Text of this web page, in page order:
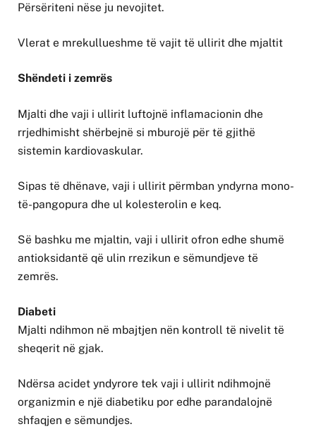
Përsëriteni nëse ju nevojitet.
Vlerat e mrekullueshme të vajit të ullirit dhe mjaltit
Shëndeti i zemrës
Mjalti dhe vaji i ullirit luftojnë inflamacionin dhe
rrjedhimisht shërbejnë si mburojë për të gjithë
sistemin kardiovaskular.
Sipas të dhënave, vaji i ullirit përmban yndyrna mono-
të-pangopura dhe ul kolesterolin e keq.
Së bashku me mjaltin, vaji i ullirit ofron edhe shumë
antioksidantë që ulin rrezikun e sëmundjeve të
zemrës.
Diabeti
Mjalti ndihmon në mbajtjen nën kontroll të nivelit të
sheqerit në gjak.
Ndërsa acidet yndyrore tek vaji i ullirit ndihmojnë
organizmin e një diabetiku por edhe parandalojnë
shfaqjen e sëmundjes.